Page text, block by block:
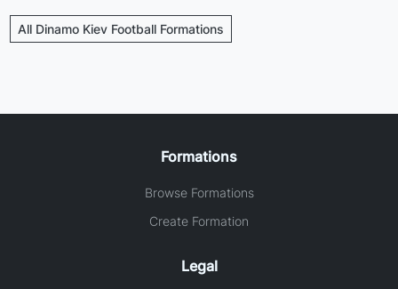
All Dinamo Kiev Football Formations
Formations
Browse Formations
Create Formation
Legal